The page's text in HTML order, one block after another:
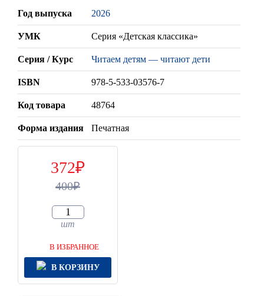
Год выпуска 2026
УМК Серия «Детская классика»
Серия / Курс Читаем детям — читают дети
ISBN 978-5-533-03576-7
Код товара 48764
Форма издания Печатная
372
400
шт
В ИЗБРАННОЕ
В КОРЗИНУ